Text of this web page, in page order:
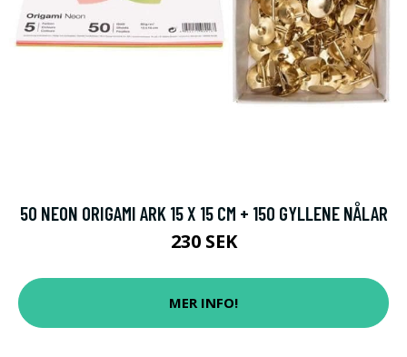
50 NEON ORIGAMI ARK 15 X 15 CM + 150 GYLLENE NÅLAR
230 SEK
MER INFO!